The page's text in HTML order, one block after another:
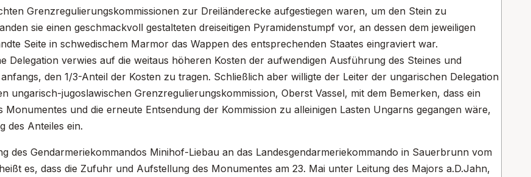
Grenzregulierungskommissionen zur Dreiländerecke aufgestiegen waren, um den Stein zu
sie einen geschmackvoll gestalteten dreiseitigen Pyramidenstumpf vor, an dessen dem jeweiligen
Seite in schwedischem Marmor das Wappen des entsprechenden Staates eingraviert war.
Delegation verwies auf die weitaus höheren Kosten der aufwendigen Ausführung des Steines und
den 1/3-Anteil der Kosten zu tragen. Schließlich aber willigte der Leiter der ungarischen Delegation
ungarisch-jugoslawischen Grenzregulierungskommission, Oberst Vassel, mit dem Bemerken, dass ein
Monumentes und die erneute Entsendung der Kommission zu alleinigen Lasten Ungarns gegangen wäre,
des Anteiles ein.
des Gendarmeriekommandos Minihof-Liebau an das Landesgendarmeriekommando in Sauerbrunn vom
es, dass die Zufuhr und Aufstellung des Monumentes am 23. Mai unter Leitung des Majors a.D.Jahn,